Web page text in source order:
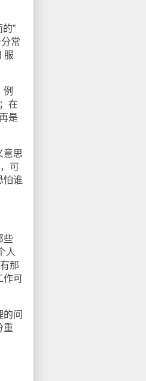
”
常
服
在
是
意思
可
怕谁
些
人
那
作可
问
重